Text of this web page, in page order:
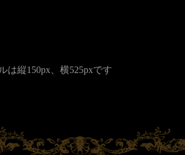
は縦150px、横525pxです